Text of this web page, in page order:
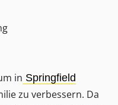
in Springfield
zu verbessern. Da